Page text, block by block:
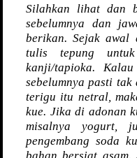
Silahkan lihat dan
sebelumnya dan
berikan. Sejak awal
tulis tepung
kanji/tapioka.
sebelumnya pasti
terigu itu netral,
kue. Jika di adonan
misalnya yogurt,
pengembang soda
bahan bersiat